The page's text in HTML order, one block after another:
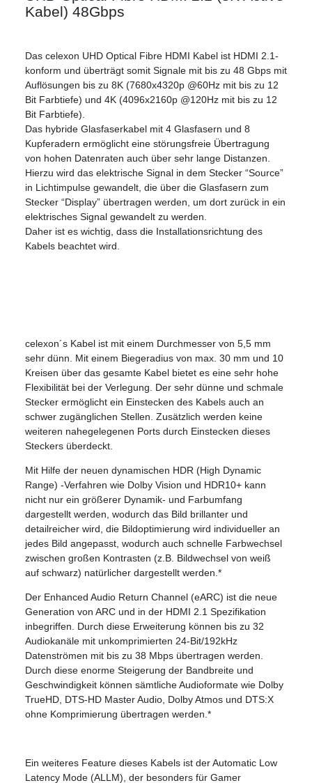
Kabel) 48Gbps
Das celexon UHD Optical Fibre HDMI Kabel ist HDMI 2.1-
konform und überträgt somit Signale mit bis zu 48 Gbps mit
Auflösungen bis zu 8K (7680x4320p @60Hz mit bis zu 12
Bit Farbtiefe) und 4K (4096x2160p @120Hz mit bis zu 12
Bit Farbtiefe).
Das hybride Glasfaserkabel mit 4 Glasfasern und 8
Kupferadern ermöglicht eine störungsfreie Übertragung
von hohen Datenraten auch über sehr lange Distanzen.
Hierzu wird das elektrische Signal in dem Stecker “Source”
in Lichtimpulse gewandelt, die über die Glasfasern zum
Stecker “Display” übertragen werden, um dort zurück in ein
elektrisches Signal gewandelt zu werden.
Daher ist es wichtig, dass die Installationsrichtung des
Kabels beachtet wird.
celexon´s Kabel ist mit einem Durchmesser von 5,5 mm
sehr dünn. Mit einem Biegeradius von max. 30 mm und 10
Kreisen über das gesamte Kabel bietet es eine sehr hohe
Flexibilität bei der Verlegung. Der sehr dünne und schmale
Stecker ermöglicht ein Einstecken des Kabels auch an
schwer zugänglichen Stellen. Zusätzlich werden keine
weiteren nahegelegenen Ports durch Einstecken dieses
Steckers überdeckt.
Mit Hilfe der neuen dynamischen HDR (High Dynamic
Range) -Verfahren wie Dolby Vision und HDR10+ kann
nicht nur ein größerer Dynamik- und Farbumfang
dargestellt werden, wodurch das Bild brillanter und
detailreicher wird, die Bildoptimierung wird individueller an
jedes Bild angepasst, wodurch auch schnelle Farbwechsel
zwischen großen Kontrasten (z.B. Bildwechsel von weiß
auf schwarz) natürlicher dargestellt werden.*
Der Enhanced Audio Return Channel (eARC) ist die neue
Generation von ARC und in der HDMI 2.1 Spezifikation
inbegriffen. Durch diese Erweiterung können bis zu 32
Audiokanäle mit unkomprimierten 24-Bit/192kHz
Datenströmen mit bis zu 38 Mbps übertragen werden.
Durch diese enorme Steigerung der Bandbreite und
Geschwindigkeit können sämtliche Audioformate wie Dolby
TrueHD, DTS-HD Master Audio, Dolby Atmos und DTS:X
ohne Komprimierung übertragen werden.*
Ein weiteres Feature dieses Kabels ist der Automatic Low
Latency Mode (ALLM), der besonders für Gamer